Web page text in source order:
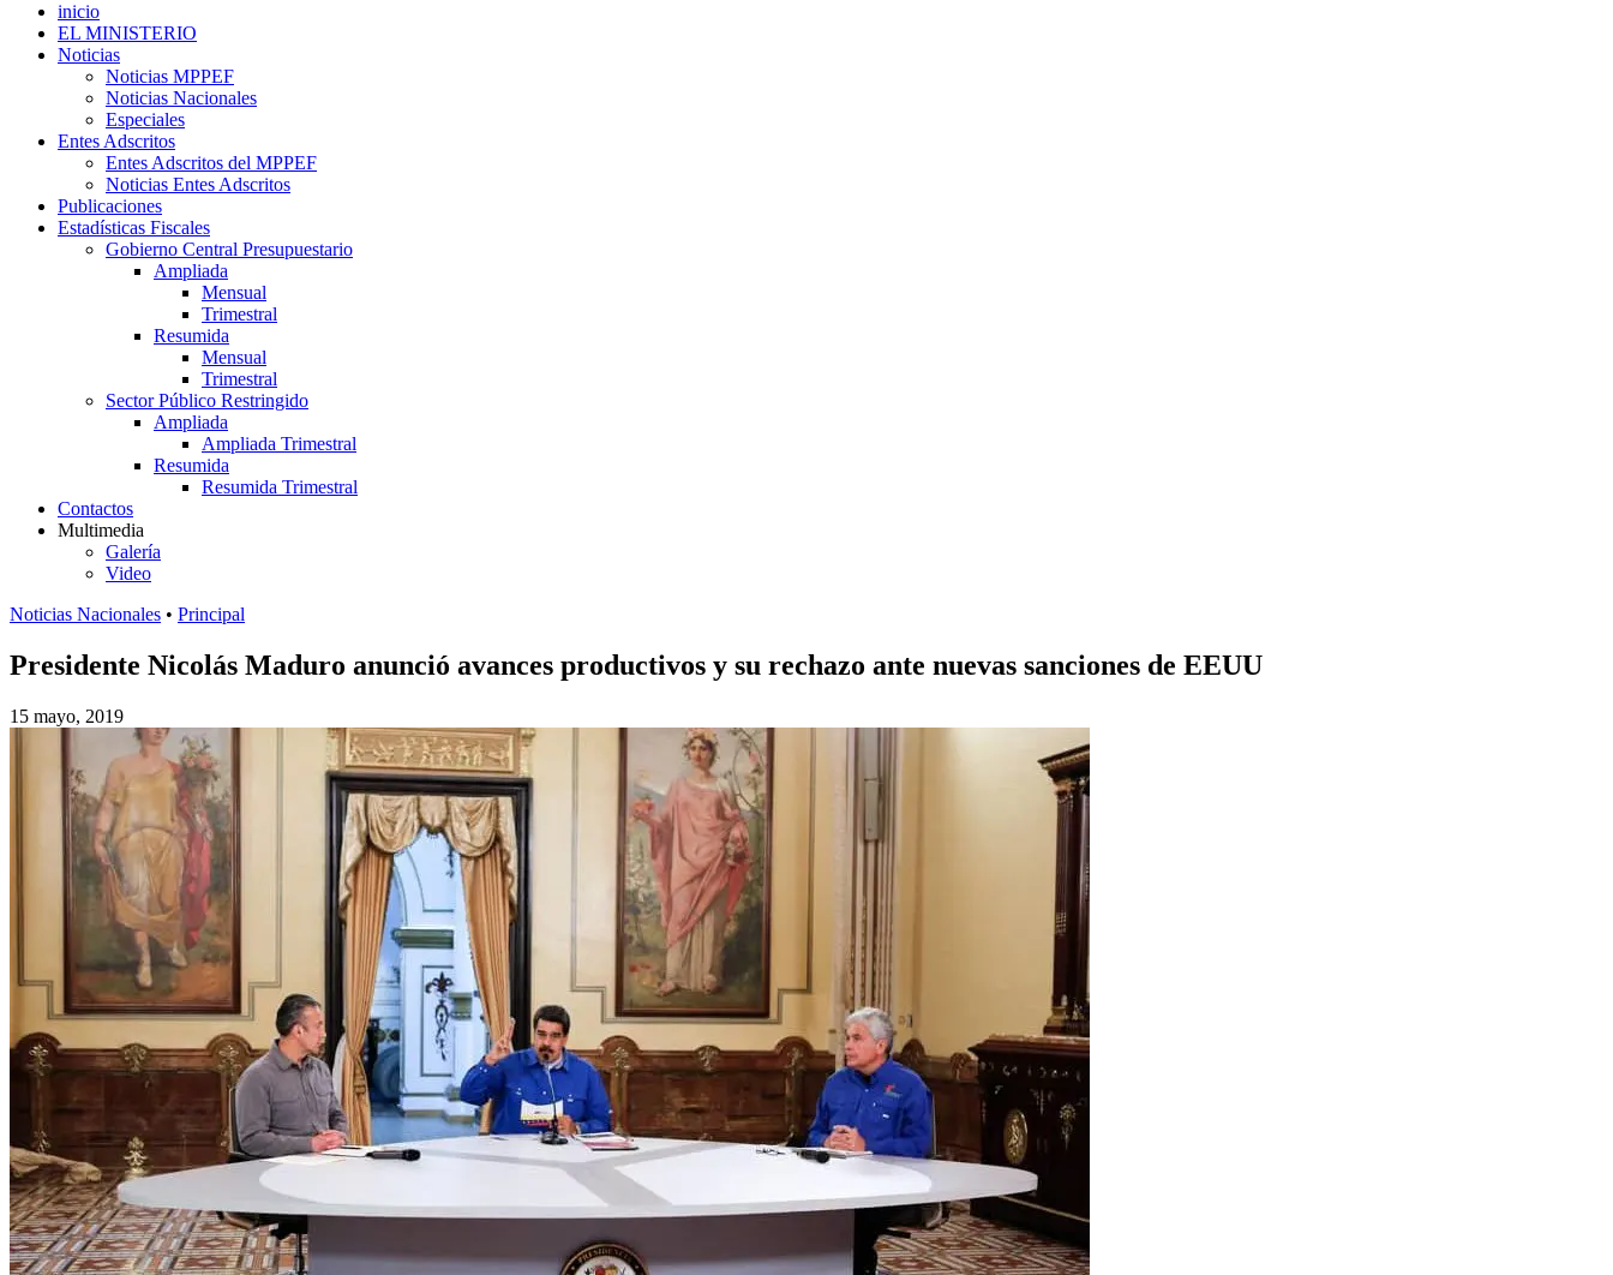
inicio
EL MINISTERIO
Noticias
Noticias MPPEF
Noticias Nacionales
Especiales
Entes Adscritos
Entes Adscritos del MPPEF
Noticias Entes Adscritos
Publicaciones
Estadísticas Fiscales
Gobierno Central Presupuestario
Ampliada
Mensual
Trimestral
Resumida
Mensual
Trimestral
Sector Público Restringido
Ampliada
Ampliada Trimestral
Resumida
Resumida Trimestral
Contactos
Multimedia
Galería
Video
Noticias Nacionales • Principal
Presidente Nicolás Maduro anunció avances productivos y su rechazo ante nuevas sanciones de EEUU
15 mayo, 2019